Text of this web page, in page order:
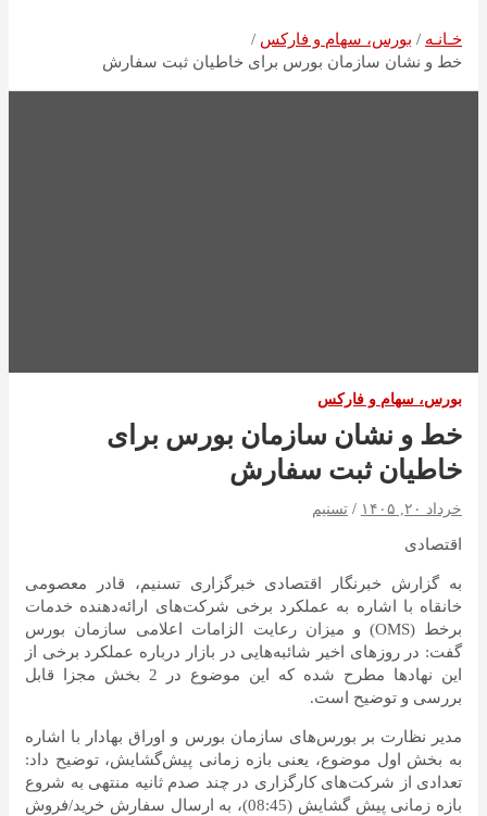
خـانـه
بورس، سهام و فارکس
خط و نشان سازمان بورس برای خاطیان ثبت سفارش
بورس، سهام و فارکس
خط و نشان سازمان بورس برای
خاطیان ثبت سفارش
خرداد ۲۰, ۱۴۰۵ تسنیم
اقتصادی
به گزارش خبرنگار اقتصادی خبرگزاری تسنیم، قادر معصومی
خانقاه با اشاره به عملکرد برخی شرکت‌های ارائه‌دهنده خدمات
برخط (OMS) و میزان رعایت الزامات اعلامی سازمان بورس
گفت: در روزهای اخیر شائبه‌هایی در بازار درباره عملکرد برخی از
این نهادها مطرح شده که این موضوع در 2 بخش مجزا قابل
بررسی و توضیح است.
مدیر نظارت بر بورس‌های سازمان بورس و اوراق بهادار با اشاره
به بخش اول موضوع، یعنی بازه زمانی پیش‌گشایش، توضیح داد:
تعدادی از شرکت‌های کارگزاری در چند صدم ثانیه منتهی به شروع
بازه زمانی پیش گشایش (08:45)، به ارسال سفارش خرید/فروش